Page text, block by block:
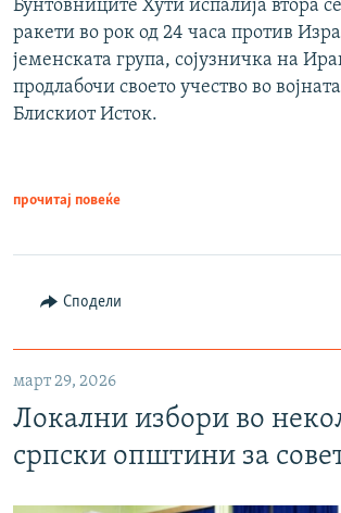
Бунтовниците Хути испалија втора
ракети во рок од 24 часа против
јеменската група, сојузничка на
продлабочи своето учество во
Блискиот Исток.
прочитај повеќе
Сподели
март 29, 2026
Локални избори во
српски општини за